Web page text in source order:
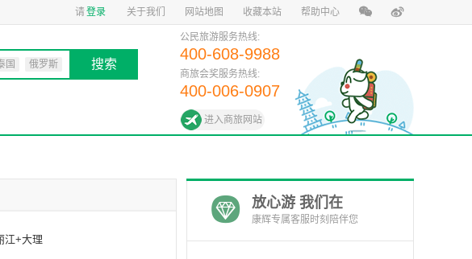
请登录 关于我们 网站地图 收藏本站 帮助中心
国 俄罗斯 搜索
公民旅游服务热线:
400-608-9988
商旅会奖服务热线:
400-006-0907
进入商旅网站
江+大理
放心游 我们在
康辉专属客服时刻陪伴您